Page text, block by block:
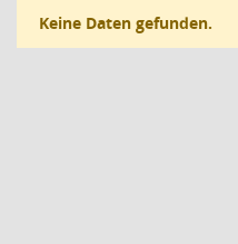
Keine Daten gefunden.